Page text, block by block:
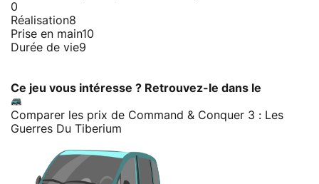
0
Réalisation8
Prise en main10
Durée de vie9
Ce jeu vous intéresse ? Retrouvez-le dans le
Comparer les prix de Command & Conquer 3 : Les
Guerres Du Tiberium